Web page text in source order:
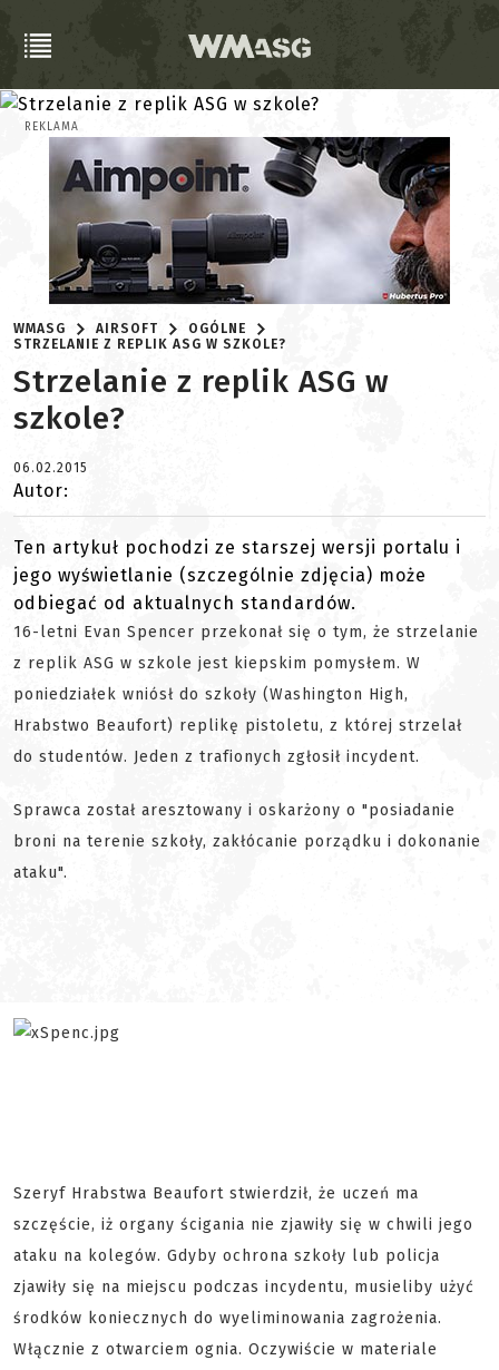
REKLAMA
WMASG AIRSOFT
OGÓLNE
STRZELANIE Z REPLIK ASG W SZKOLE?
Strzelanie z replik ASG w
szkole?
06.02.2015
Autor:
Ten artykuł pochodzi ze starszej wersji portalu i
jego wyświetlanie (szczególnie zdjęcia) może
odbiegać od aktualnych standardów.
16-letni Evan Spencer przekonał się o tym, że strzelanie
z replik ASG w szkole jest kiepskim pomysłem. W
poniedziałek wniósł do szkoły (Washington High,
Hrabstwo Beaufort) replikę pistoletu, z której strzelał
do studentów. Jeden z trafionych zgłosił incydent.
Sprawca został aresztowany i oskarżony o "posiadanie
broni na terenie szkoły, zakłócanie porządku i dokonanie
ataku".
Szeryf Hrabstwa Beaufort stwierdził, że uczeń ma
szczęście, iż organy ścigania nie zjawiły się w chwili jego
ataku na kolegów. Gdyby ochrona szkoły lub policja
zjawiły się na miejscu podczas incydentu, musieliby użyć
środków koniecznych do wyeliminowania zagrożenia.
Włącznie z otwarciem ognia. Oczywiście w materiale